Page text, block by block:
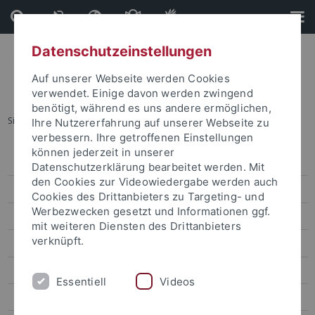
Direkt
zum
Inhalt
Direkt
zur
Fußleiste
Sie sind hier: Startseite ... Archiv
Pressemitteilungen
Archiv
attempto online
Newsletter Uni Tübingen aktuell
Datenschutzeinstellungen
Auf unserer Webseite werden Cookies
verwendet. Einige davon werden zwingend
benötigt, während es uns andere ermöglichen,
Ihre Nutzererfahrung auf unserer Webseite zu
verbessern. Ihre getroffenen Einstellungen
können jederzeit in unserer
Datenschutzerklärung bearbeitet werden. Mit
den Cookies zur Videowiedergabe werden auch
Cookies des Drittanbieters zu Targeting- und
Werbezwecken gesetzt und Informationen ggf.
mit weiteren Diensten des Drittanbieters
verknüpft.
Essentiell Videos